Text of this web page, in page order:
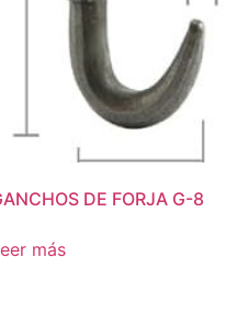
DE FORJA G-8
más